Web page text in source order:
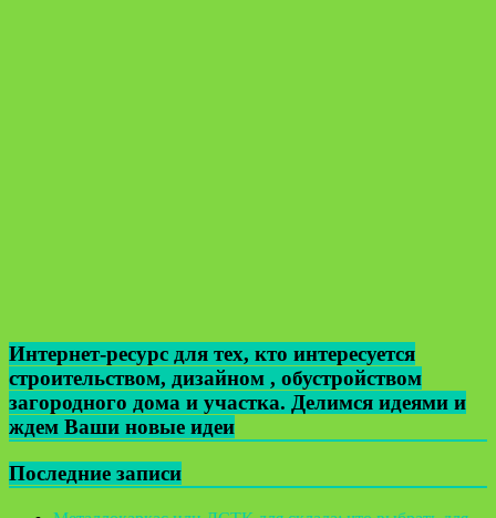
Интернет-ресурс для тех, кто интересуется
строительством, дизайном , обустройством
загородного дома и участка. Делимся идеями и
ждем Ваши новые идеи
Последние записи